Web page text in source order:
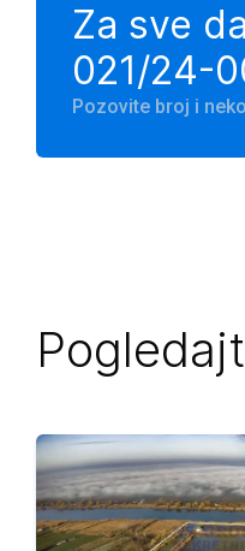
Za sve
021/24-
Pozovite broj i